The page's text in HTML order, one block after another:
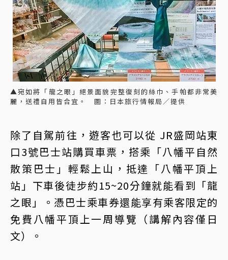
▲宛如將「龍之眼」絕景面貌完整復刻的絲巾、手帕都非常美
麗，送禮自用皆合宜。 圖：日本旅行情報局／提供
除了自駕前往，遊客也可以從 JR盛岡站東
口3號巴士站購買車票，搭乘「八幡平自然
散策巴士」輕鬆上山，抵達「八幡平頂上
站」下車後徒步約15~20分鐘就能看到「龍
之眼」。憑巴士乘車券還能享有乘客限定的
免費八幡平頂上一周導覽（講解內容僅日
文）。